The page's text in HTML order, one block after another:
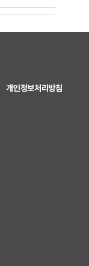
개인정보처리방침